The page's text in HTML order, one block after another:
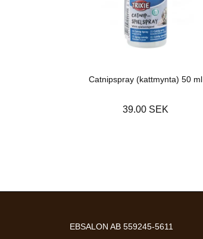
Catnipspray (kattmynta) 50 ml
39.00 SEK
EBSALON AB 559245-5611